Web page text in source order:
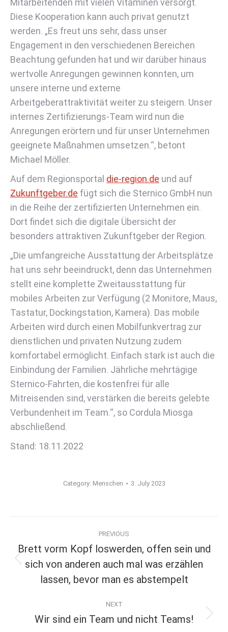
Mitarbeitenden mit vielen Vitaminen versorgt.
Diese Kooperation kann auch privat genutzt
werden. „Es freut uns sehr, dass unser
Engagement in den verschiedenen Bereichen
Beachtung gefunden hat und wir darüber hinaus
wertvolle Anregungen gewinnen konnten, um
unsere interne und externe
Arbeitgeberattraktivität weiter zu steigern. Unser
internes Zertifizierungs-Team wird nun die
Anregungen erörtern und für unser Unternehmen
geeignete Maßnahmen umsetzen.“, betont
Michael Möller.
Auf dem Regionsportal die-region.de und auf
Zukunftgeber.de fügt sich die Sternico GmbH nun
in die Reihe der zertifizierten Unternehmen ein.
Dort findet sich die digitale Übersicht der
besonders attraktiven Zukunftgeber der Region.
„Die umfangreiche Ausstattung der Arbeitsplätze
hat uns sehr beeindruckt, denn das Unternehmen
stellt eine komplette Zweitausstattung für
mobiles Arbeiten zur Verfügung (2 Monitore, Maus,
Tastatur, Dockingstation, Kamera). Das mobile
Arbeiten wird durch einen Mobilfunkvertrag zur
dienstlichen und privaten Nutzung zudem
komfortabel ermöglicht. Einfach stark ist auch die
Einbindung der Familien. Jährliche mehrtägige
Sternico-Fahrten, die kostenfrei für alle
Mitreisenden sind, verstärken die bereits gelebte
Verbundenheit im Team.“, so Cordula Miosga
abschließend.
Stand: 18.11.2022
Category: Menschen 3. July 2023
navigation
PREVIOUS
Previous
post:
Brett vorm Kopf loswerden, offen sein und
sich von anderen auch mal was erzählen
lassen, bevor man es abstempelt
NEXT
Next
Wir sind ein Team und nicht Teams!